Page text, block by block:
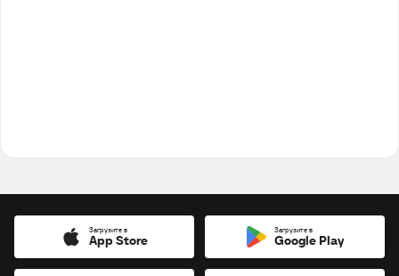
Загрузите в
App Store
Загрузите в
Google Play